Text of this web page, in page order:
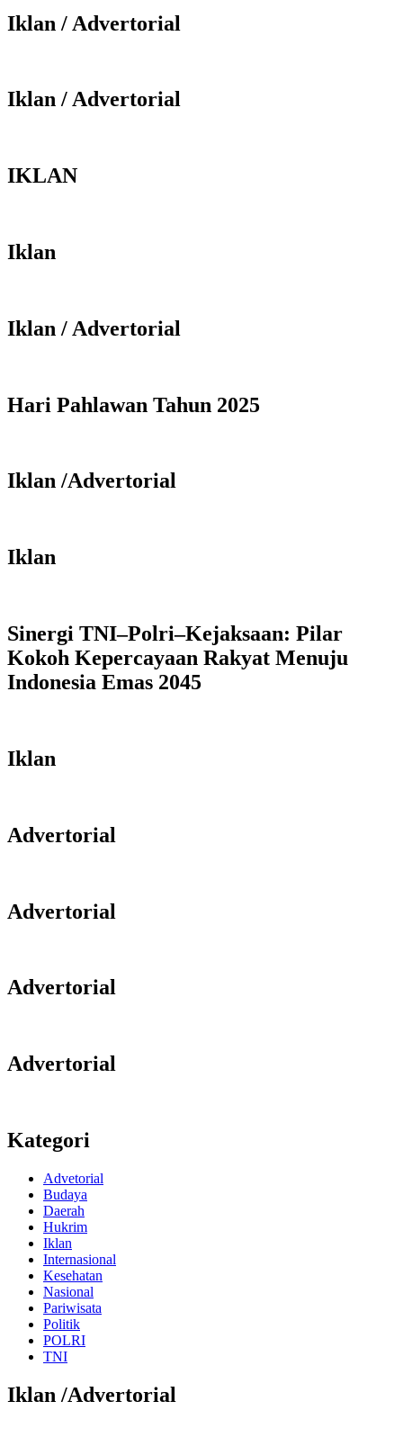
Iklan / Advertorial
Iklan / Advertorial
IKLAN
Iklan
Iklan / Advertorial
Hari Pahlawan Tahun 2025
Iklan /Advertorial
Iklan
Sinergi TNI–Polri–Kejaksaan: Pilar
Kokoh Kepercayaan Rakyat Menuju
Indonesia Emas 2045
Iklan
Advertorial
Advertorial
Advertorial
Advertorial
Kategori
Advetorial
Budaya
Daerah
Hukrim
Iklan
Internasional
Kesehatan
Nasional
Pariwisata
Politik
POLRI
TNI
Iklan /Advertorial